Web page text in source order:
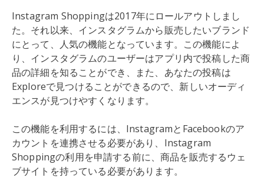
Instagram Shoppingは2017年にロールアウトしまし
た。それ以来、インスタグラムから販売したいブランド
にとって、人気の機能となっています。この機能によ
り、インスタグラムのユーザーはアプリ内で投稿した商
品の詳細を知ることができ、また、あなたの投稿は
Exploreで見つけることができるので、新しいオーディ
エンスが見つけやすくなります。
この機能を利用するには、InstagramとFacebookのア
カウントを連携させる必要があり、Instagram
Shoppingの利用を申請する前に、商品を販売するウェ
ブサイトを持っている必要があります。